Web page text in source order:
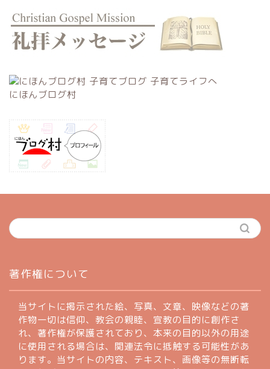
にほんブログ村
著作権について
当サイトに掲示された絵、写真、文章、映像などの著
作物一切は信仰、教会の親睦、宣教の目的に創作さ
れ、著作権が保護されており、本来の目的以外の用途
に使用される場合は、関連法令に抵触する可能性があ
ります。当サイトの内容、テキスト、画像等の無断転
profile
著作権について